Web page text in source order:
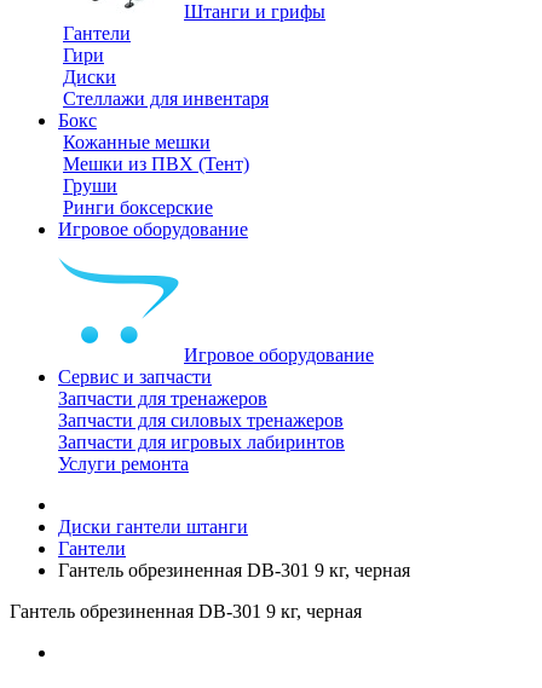
Штанги и грифы
Гантели
Гири
Диски
Стеллажи для инвентаря
Бокс
Кожанные мешки
Мешки из ПВХ (Тент)
Груши
Ринги боксерские
Игровое оборудование
Игровое оборудование
Сервис и запчасти
Запчасти для тренажеров
Запчасти для силовых тренажеров
Запчасти для игровых лабиринтов
Услуги ремонта
Диски гантели штанги
Гантели
Гантель обрезиненная DB-301 9 кг, черная
Гантель обрезиненная DB-301 9 кг, черная